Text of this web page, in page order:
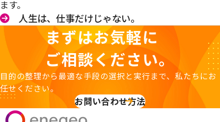
ます。
人生は、仕事だけじゃない。
まずはお気軽に
ご相談ください。
目的の整理から最適な手段の選択と実行まで、私たちにお
任せください。
お問い合わせ方法